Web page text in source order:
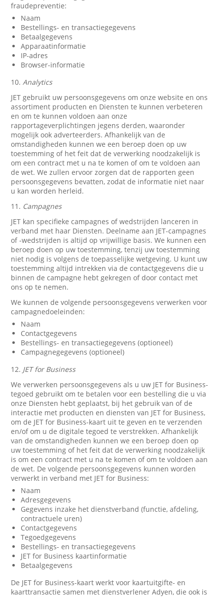
fraudepreventie:
Naam
Bestellings- en transactiegegevens
Betaalgegevens
Apparaatinformatie
IP-adres
Browser-informatie
10.Analytics
JET gebruikt uw persoonsgegevens om onze website en ons
assortiment producten en Diensten te kunnen verbeteren
en om te kunnen voldoen aan onze
rapportageverplichtingen jegens derden, waaronder
mogelijk ook adverteerders. Afhankelijk van de
omstandigheden kunnen we een beroep doen op uw
toestemming of het feit dat de verwerking noodzakelijk is
om een contract met u na te komen of om te voldoen aan
de wet. We zullen ervoor zorgen dat de rapporten geen
persoonsgegevens bevatten, zodat de informatie niet naar
u kan worden herleid.
11. Campagnes
JET kan specifieke campagnes of wedstrijden lanceren in
verband met haar Diensten. Deelname aan JET-campagnes
of -wedstrijden is altijd op vrijwillige basis. We kunnen een
beroep doen op uw toestemming, tenzij uw toestemming
niet nodig is volgens de toepasselijke wetgeving. U kunt uw
toestemming altijd intrekken via de contactgegevens die u
binnen de campagne hebt gekregen of door contact met
ons op te nemen.
We kunnen de volgende persoonsgegevens verwerken voor
campagnedoeleinden:
Naam
Contactgegevens
Bestellings- en transactiegegevens (optioneel)
Campagnegegevens (optioneel)
12. JET for Business
We verwerken persoonsgegevens als u uw JET for Business-
tegoed gebruikt om te betalen voor een bestelling die u via
onze Diensten hebt geplaatst, bij het gebruik van of de
interactie met producten en diensten van JET for Business,
om de JET for Business-kaart uit te geven en te verzenden
en/of om u de digitale tegoed te verstrekken. Afhankelijk
van de omstandigheden kunnen we een beroep doen op
uw toestemming of het feit dat de verwerking noodzakelijk
is om een contract met u na te komen of om te voldoen aan
de wet. De volgende persoonsgegevens kunnen worden
verwerkt in verband met JET for Business:
Naam
Adresgegevens
Gegevens inzake het dienstverband (functie, afdeling,
contractuele uren)
Contactgegevens
Tegoedgegevens
Bestellings- en transactiegegevens
JET for Business kaartinformatie
Betaalgegevens
De JET for Business-kaart werkt voor kaartuitgifte- en
kaarttransactie samen met dienstverlener Adyen, die ook is